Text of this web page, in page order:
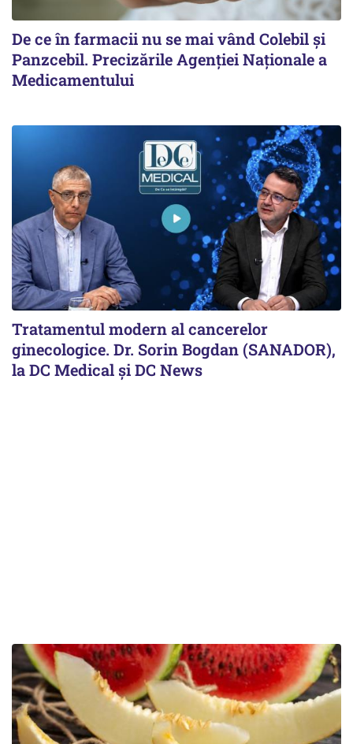
De ce în farmacii nu se mai vând Colebil și
Panzcebil. Precizările Agenției Naționale a
Medicamentului
Tratamentul modern al cancerelor
ginecologice. Dr. Sorin Bogdan (SANADOR),
la DC Medical și DC News